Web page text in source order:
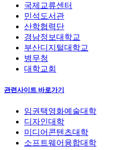
국제교류센터
민석도서관
산학협력단
경남정보대학교
부산디지털대학교
병무청
대학교회
관련사이트 바로가기
임권택영화예술대학
디자인대학
미디어콘텐츠대학
소프트웨어융합대학